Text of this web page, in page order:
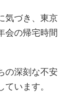
気づき、東京
会の帰宅時間
の深刻な不安
います。